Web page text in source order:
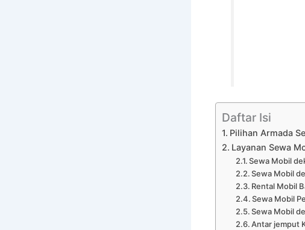
Daftar Isi
Pilihan Armada
Layanan Sewa
Sewa Mobil
Sewa Mobil
Rental Mobil
Sewa Mobil
Sewa Mobil
Antar jemput